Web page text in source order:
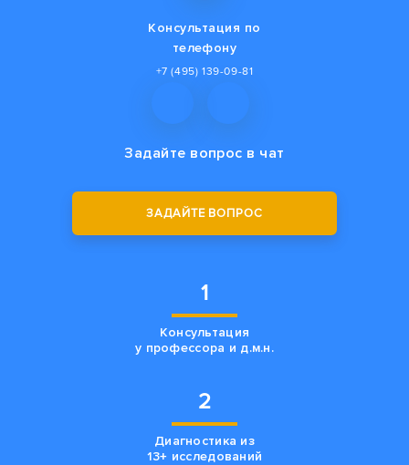
Консультация по
телефону
+7 (495) 139-09-81
Задайте вопрос в чат
1
Консультация
у профессора и д.м.н.
2
Диагностика из
13+ исследований
ЗАДАЙТЕ ВОПРОС